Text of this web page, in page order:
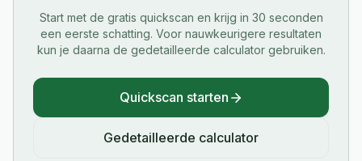
Start met de gratis quickscan en krijg in 30 seconden
een eerste schatting. Voor nauwkeurigere resultaten
kun je daarna de gedetailleerde calculator gebruiken.
Quickscan starten
Gedetailleerde calculator